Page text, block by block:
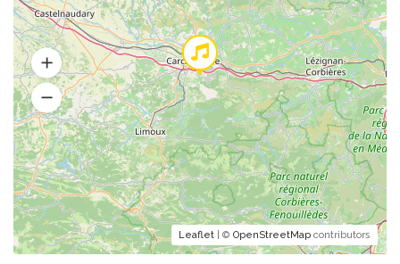
Leaflet | © OpenStreetMap contributors